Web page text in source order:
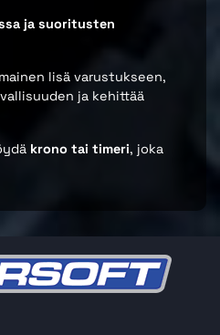
ja suoritusten
lisä varustukseen,
ja kehittää
krono tai timeri, joka